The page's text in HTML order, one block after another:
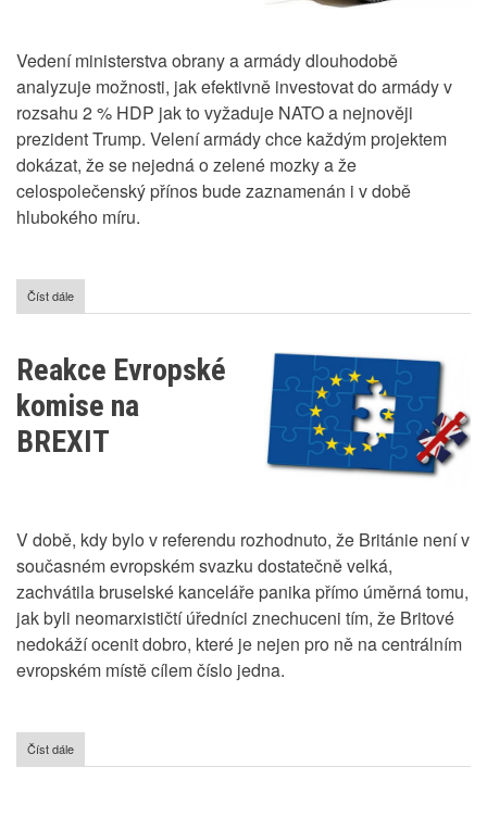
Vedení ministerstva obrany a armády dlouhodobě
analyzuje možnosti, jak efektivně investovat do armády v
rozsahu 2 % HDP jak to vyžaduje NATO a nejnověji
prezident Trump. Velení armády chce každým projektem
dokázat, že se nejedná o zelené mozky a že
celospolečenský přínos bude zaznamenán i v době
hlubokého míru.
Číst dále
Prodej
Reakce Evropské
komise na
BREXIT
V době, kdy bylo v referendu rozhodnuto, že Británie není v
současném evropském svazku dostatečně velká,
zachvátila bruselské kanceláře panika přímo úměrná tomu,
jak byli neomarxističtí úředníci znechuceni tím, že Britové
nedokáží ocenit dobro, které je nejen pro ně na centrálním
evropském místě cílem číslo jedna.
Číst dále
Reakce